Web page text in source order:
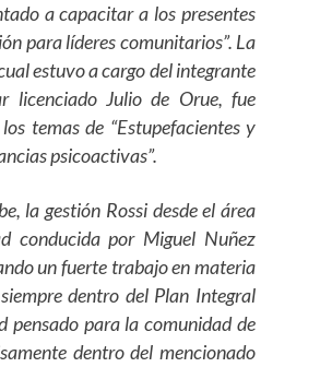
a capacitar a los presentes
para líderes comunitarios”. La
estuvo a cargo del integrante
licenciado Julio de Orue, fue
temas de “Estupefacientes y
psicoactivas”.
la gestión Rossi desde el área
conducida por Miguel Nuñez
un fuerte trabajo en materia
dentro del Plan Integral
pensado para la comunidad de
dentro del mencionado